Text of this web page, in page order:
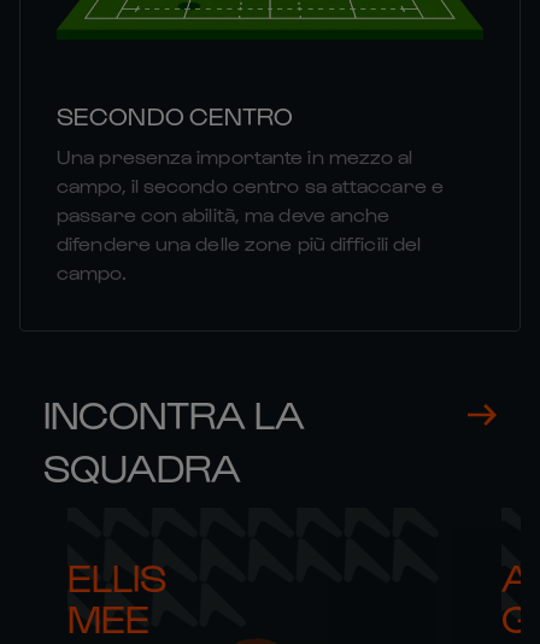
SECONDO CENTRO
Una presenza importante in mezzo al
campo, il secondo centro sa attaccare e
passare con abilità, ma deve anche
difendere una delle zone più difficili del
campo.
INCONTRA LA
SQUADRA
ELLIS
MEE